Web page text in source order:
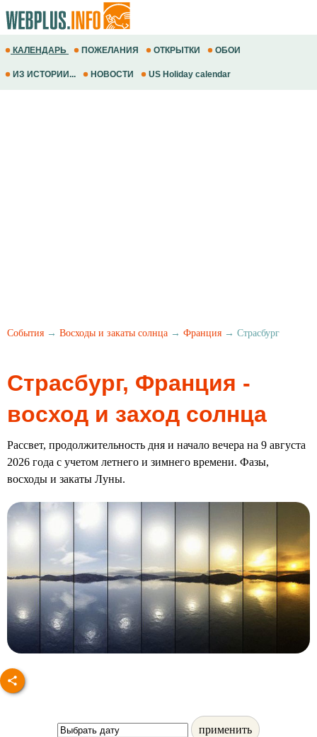
КАЛЕНДАРЬ ПОЖЕЛАНИЯ ОТКРЫТКИ ОБОИ
ИЗ ИСТОРИИ... НОВОСТИ US Holiday calendar
События → Восходы и закаты солнца → Франция → Страсбург
Страсбург, Франция -
восход и заход солнца
Рассвет, продолжительность дня и начало вечера на 9 августа
2026 года с учетом летнего и зимнего времени. Фазы,
восходы и закаты Луны.
применить